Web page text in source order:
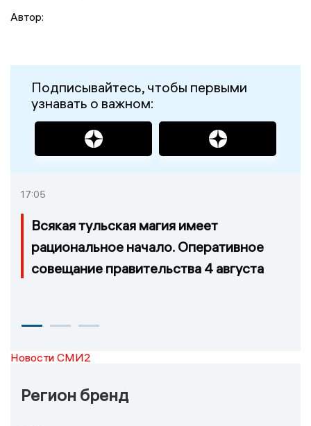
Автор:
Подписывайтесь, чтобы первыми
узнавать о важном:
17:05
Всякая тульская магия имеет
рациональное начало. Оперативное
совещание правительства 4 августа
Новости СМИ2
Регион бренд